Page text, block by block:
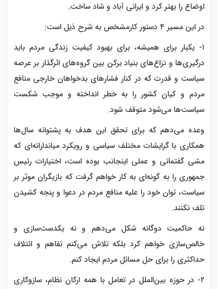
اوضاع را بهتر کرد و ایرانی آباد و شاد ساخت.
در این مسیر ۴ دستور کارمشخص به شرح ذیل است:
۱- یکبار برای همیشه، برای بهبود کیفیت زندگی مردم باید
درگیری‌ها و نزاع‌های بنیاد برکن بین گروه‌های اثرگذار بر عرصه
سیاست و قدرت که در کنار فشارهای بدخواهان خارجی منافع
مردم و کیان کشور را به خطر انداخته و موجب شکست
سیاست‌ها می‌شود متوقف شود.
وعده می‌دهم که برای تحقق این هدف به پشتوانه سال‌ها
همکاری با گرایشات مختلف سیاسی و رویکرد میاندارانه‌ای که
مشی گفتمانی و عملی اینجانب بوده است، اختیارات رئیس
جمهوری را به گونه‌ای به کار خواهم گرفت که بازیگران موثر بر
سیاست، توان خود را علیه منافع مردم در دعوا و پنجه کشیدن
تلف نکنند.
نه حاکمیت دوگانه شکل می‌دهم و نه یکدست‌سازی و
خالص‌سازی خواهم کرد بلکه تلاش می‌کنم تفاهم و ائتلاف
حداکثری را برای حل مسائل مردم ایجاد کنم.
۲- در حوزه بین‌الملل در تعامل با همه ارکان نظام، سازوکاری